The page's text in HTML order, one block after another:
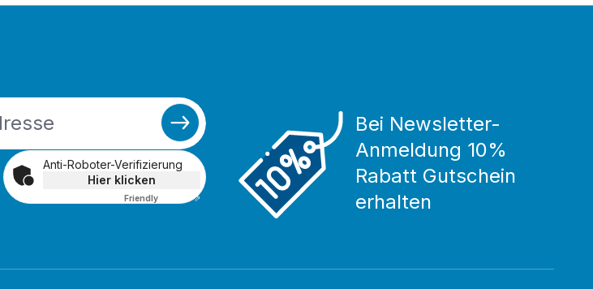
Anti-Roboter-Verifizierung
Hier klicken
FriendlyCaptcha ⇗
Bei Newsletter-
Anmeldung 10%
Rabatt Gutschein
erhalten